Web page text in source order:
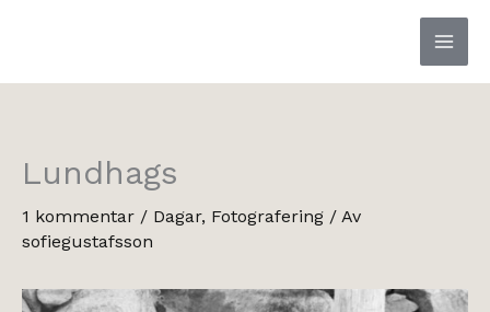
Lundhags
1 kommentar / Dagar, Fotografering / Av
sofiegustafsson